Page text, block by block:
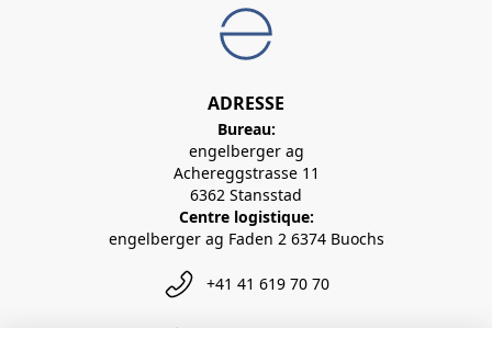
ADRESSE
Bureau:
engelberger ag
Achereggstrasse 11
6362 Stansstad
Centre logistique:
engelberger ag Faden 2 6374 Buochs
+41 41 619 70 70